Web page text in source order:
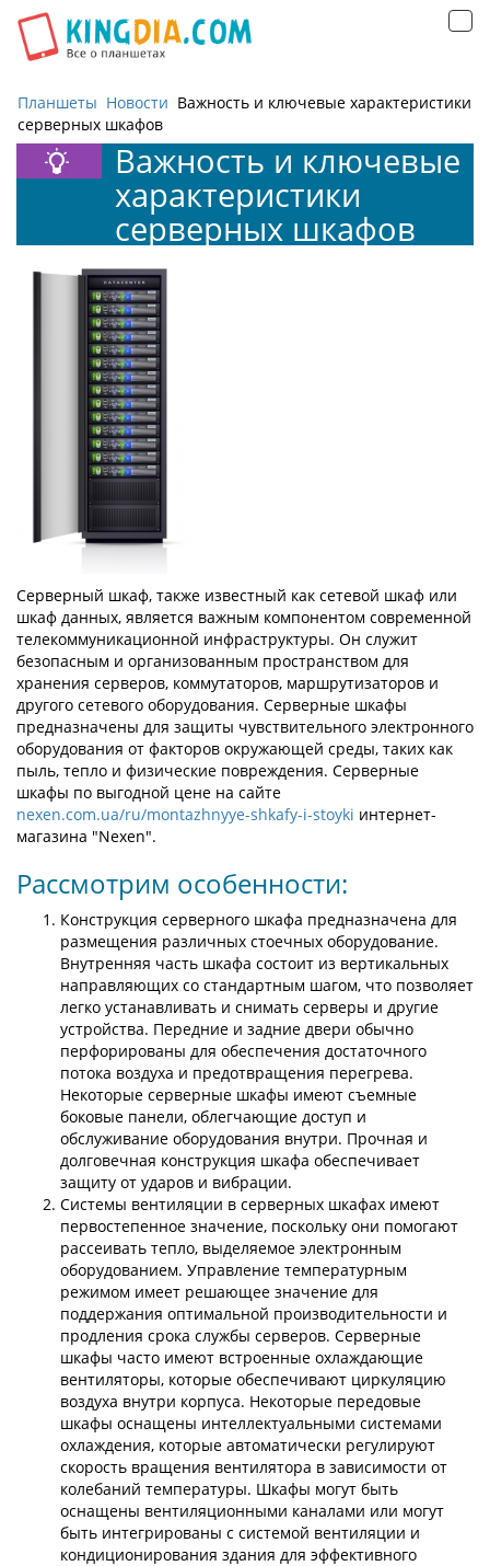
Планшеты Новости Важность и ключевые характеристики
серверных шкафов
Важность и ключевые
характеристики
серверных шкафов
Серверный шкаф, также известный как сетевой шкаф или
шкаф данных, является важным компонентом современной
телекоммуникационной инфраструктуры. Он служит
безопасным и организованным пространством для
хранения серверов, коммутаторов, маршрутизаторов и
другого сетевого оборудования. Серверные шкафы
предназначены для защиты чувствительного электронного
оборудования от факторов окружающей среды, таких как
пыль, тепло и физические повреждения. Серверные
шкафы по выгодной цене на сайте
nexen.com.ua/ru/montazhnyye-shkafy-i-stoyki интернет-
магазина "Nexen".
Рассмотрим особенности:
Конструкция серверного шкафа предназначена для
размещения различных стоечных оборудование.
Внутренняя часть шкафа состоит из вертикальных
направляющих со стандартным шагом, что позволяет
легко устанавливать и снимать серверы и другие
устройства. Передние и задние двери обычно
перфорированы для обеспечения достаточного
потока воздуха и предотвращения перегрева.
Некоторые серверные шкафы имеют съемные
боковые панели, облегчающие доступ и
обслуживание оборудования внутри. Прочная и
долговечная конструкция шкафа обеспечивает
защиту от ударов и вибрации.
Системы вентиляции в серверных шкафах имеют
первостепенное значение, поскольку они помогают
рассеивать тепло, выделяемое электронным
оборудованием. Управление температурным
режимом имеет решающее значение для
поддержания оптимальной производительности и
продления срока службы серверов. Серверные
шкафы часто имеют встроенные охлаждающие
вентиляторы, которые обеспечивают циркуляцию
воздуха внутри корпуса. Некоторые передовые
шкафы оснащены интеллектуальными системами
охлаждения, которые автоматически регулируют
скорость вращения вентилятора в зависимости от
колебаний температуры. Шкафы могут быть
оснащены вентиляционными каналами или могут
быть интегрированы с системой вентиляции и
кондиционирования здания для эффективного